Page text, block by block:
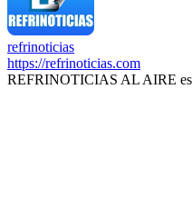
refrinoticias
https://refrinoticias.com
REFRINOTICIAS AL AIRE es